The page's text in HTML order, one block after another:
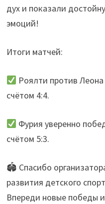
дух и показали
эмоций!
Итоги матчей:
Роялти против
счётом 4:4.
Фурия уверенно
счётом 5:3.
🏟 Спасибо
развития детского
Впереди новые победы